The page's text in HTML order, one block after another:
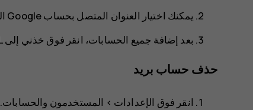
يمكنك اختيار العنوان المتصل بحساب Google الخاص بك أو النقر فوق
بعد إضافة جميع الحسابات، انقر فوق خذني إلى GMAIL‎
حذف حساب بريد
انقر فوق الإعدادات > المستخدمون والحسابات.